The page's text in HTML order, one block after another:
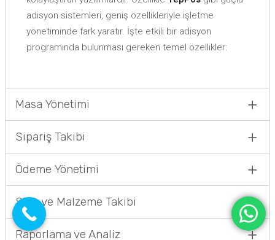
adisyon sistemleri, geniş özellikleriyle işletme
yönetiminde fark yaratır. İşte etkili bir adisyon
programında bulunması gereken temel özellikler:
Masa Yönetimi
Sipariş Takibi
Ödeme Yönetimi
Stok ve Malzeme Takibi
Raporlama ve Analiz